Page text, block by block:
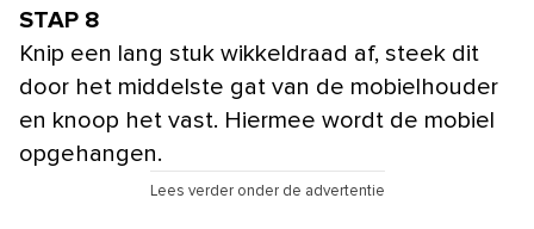
STAP 8
Knip een lang stuk wikkeldraad af, steek dit
door het middelste gat van de mobielhouder
en knoop het vast. Hiermee wordt de mobiel
opgehangen.
Lees verder onder de advertentie